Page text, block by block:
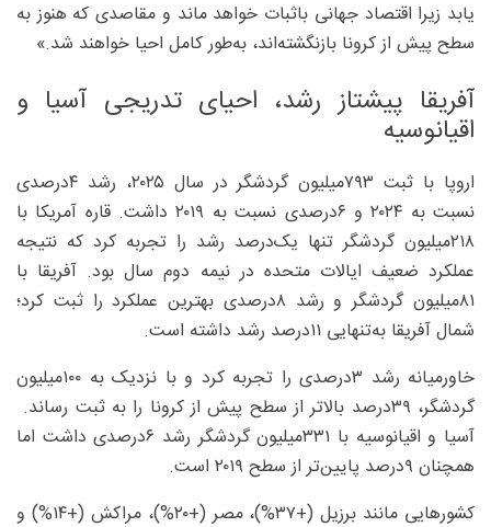
یابد زیرا اقتصاد جهانی باثبات خواهد ماند و مقاصدی که هنوز به
سطح پیش از کرونا بازنگشته‌اند، به‌طور کامل احیا خواهند شد.»
آفریقا پیشتاز رشد، احیای تدریجی آسیا و
اقیانوسیه
اروپا با ثبت ۷۹۳‌میلیون گردشگر در سال ۲۰۲۵، رشد ۴‌درصدی
نسبت به ۲۰۲۴ و ۶‌درصدی نسبت به ۲۰۱۹ داشت. قاره آمریکا با
۲۱۸‌میلیون گردشگر تنها یک‌درصد رشد را تجربه کرد که نتیجه
عملکرد ضعیف ایالات ‌متحده در نیمه دوم سال بود. آفریقا با
۸۱‌میلیون گردشگر و رشد ۸‌درصدی بهترین عملکرد را ثبت کرد؛
شمال آفریقا به‌تنهایی ۱۱‌درصد رشد داشته است.
خاورمیانه رشد ۳‌درصدی را تجربه کرد و با نزدیک به ۱۰۰‌میلیون
گردشگر، ۳۹‌درصد بالاتر از سطح پیش از کرونا را به ثبت رساند.
آسیا و اقیانوسیه با ۳۳۱‌میلیون گردشگر رشد ۶‌درصدی داشت اما
همچنان ۹درصد پایین‌تر از سطح ۲۰۱۹ است.
کشورهایی مانند برزیل (+۳۷%)، مصر (+۲۰%)، مراکش (+۱۴%) و